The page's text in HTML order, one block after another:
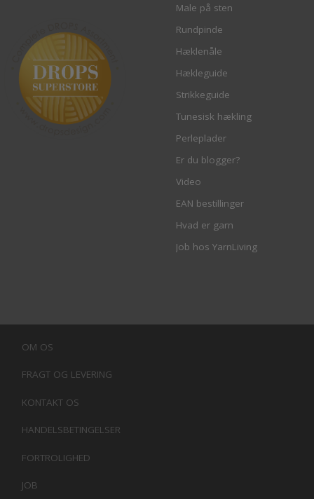
Male på sten
Rundpinde
Hæklenåle
Hækleguide
Strikkeguide
Tunesisk hækling
Perleplader
Er du blogger?
Video
EAN bestillinger
Hvad er garn
Job hos YarnLiving
OM OS
FRAGT OG LEVERING
KONTAKT OS
HANDELSBETINGELSER
FORTROLIGHED
JOB